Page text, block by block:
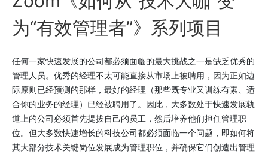
为“有效管理者”》系列项目
任何一家快速发展的公司都必须面临的最大挑战之一是缺乏优秀的
管理人员。优秀的经理不太可能直接从市场上被聘用，因为正如边
际原则已经预测的那样，最好的经理（那些既专业又训练有素、适
合你的业务的经理）已经被聘用了。因此，大多数处于快速发展轨
道上的公司必须首先提拔自己的员工，然后培养他们担任管理职
位。但大多数快速增长的科技公司都必须面临一个问题，即如何将
其大部分技术关键岗位发展成为管理职位，并确保它们创造出管理